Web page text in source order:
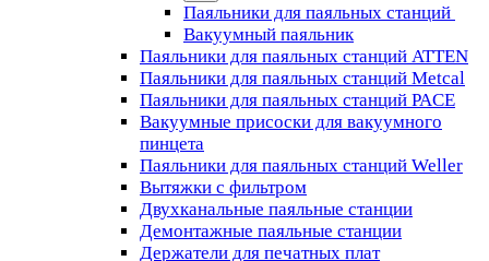
Паяльники для паяльных станций
Вакуумный паяльник
Паяльники для паяльных станций ATTEN
Паяльники для паяльных станций Metcal
Паяльники для паяльных станций PACE
Вакуумные присоски для вакуумного
пинцета
Паяльники для паяльных станций Weller
Вытяжки с фильтром
Двухканальные паяльные станции
Демонтажные паяльные станции
Держатели для печатных плат